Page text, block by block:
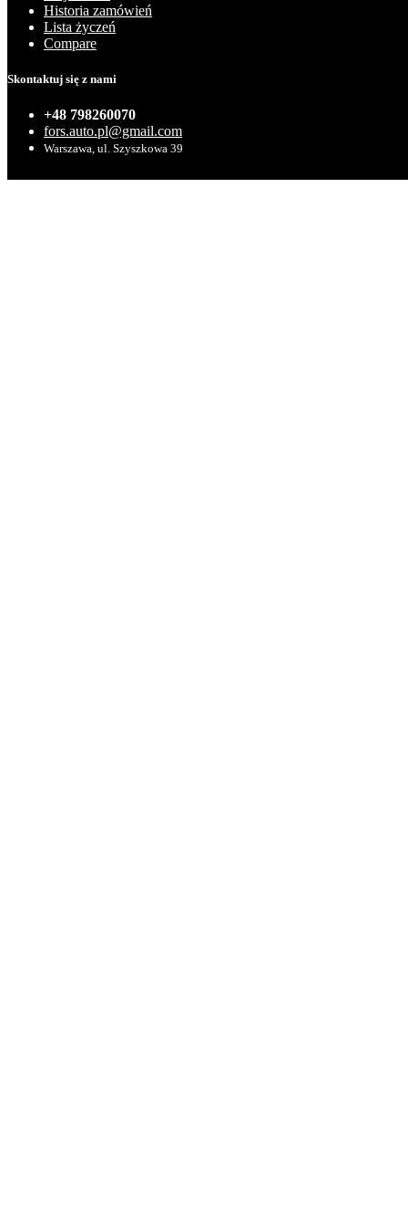
Historia zamówień
Lista życzeń
Compare
Skontaktuj się z nami
+48 798260070
fors.auto.pl@gmail.com
Warszawa, ul. Szyszkowa 39